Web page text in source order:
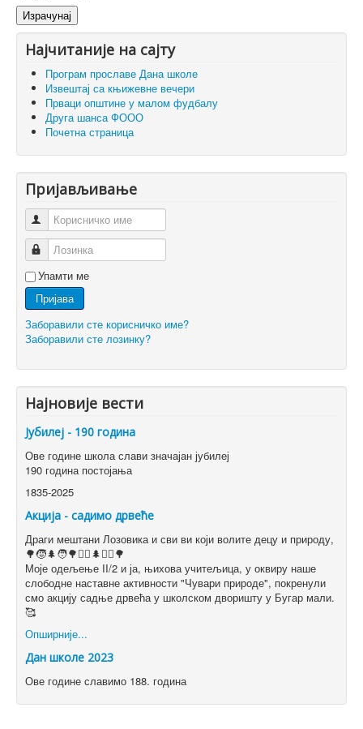
Израчунај
Најчитаније на сајту
Програм прославе Дана школе
Извештај са књижевне вечери
Прваци општине у малом фудбалу
Друга шанса ФООО
Почетна страница
Пријављивање
Корисничко име
Лозинка
Упамти ме
Пријава
Заборавили сте корисничко име?
Заборавили сте лозинку?
Најновије вести
Јубилеј - 190 година
Ове године школа слави значајан јубилеј
190 година постојања
1835-2025
Акција - садимо дрвеће
Драги мештани Лозовика и сви ви који волите децу и природу,
🌳🧒🌲🧑🌳👱‍♀️🌲👱‍♂️🌳
Моје одељење II/2 и ја, њихова учитељица, у оквиру наше
слободне наставне активности "Чувари природе", покренули
смо акцију садње дрвећа у школском дворишту у Бугар мали.
🥰
Опширније...
Дан школе 2023
Ове године славимо 188. година